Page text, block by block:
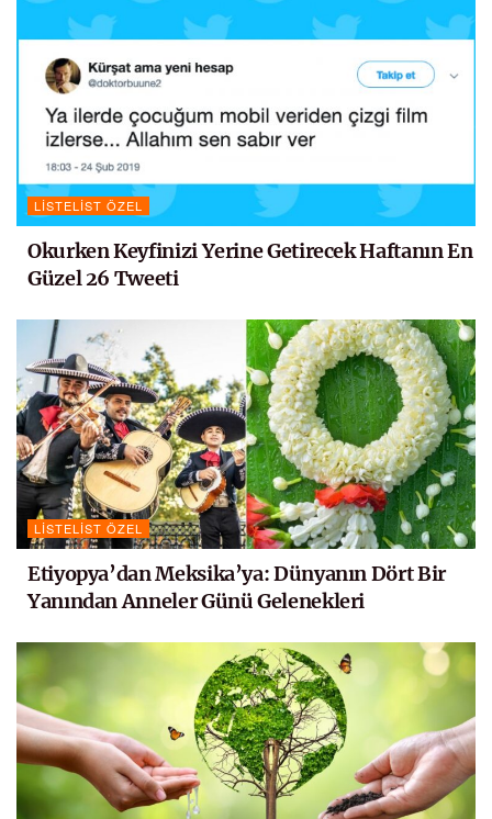
LISTELIST ÖZEL
Okurken Keyfinizi Yerine Getirecek Haftanın En
Güzel 26 Tweeti
LISTELIST ÖZEL
Etiyopya’dan Meksika’ya: Dünyanın Dört Bir
Yanından Anneler Günü Gelenekleri